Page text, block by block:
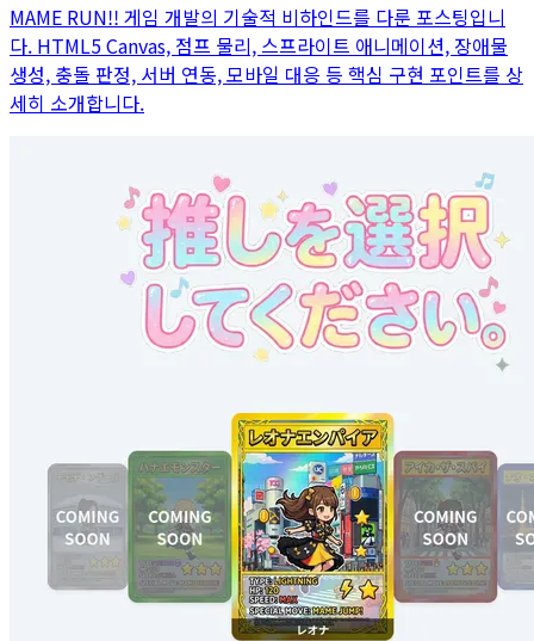
MAME RUN!! 게임 개발의 기술적 비하인드를 다룬 포스팅입니
다. HTML5 Canvas, 점프 물리, 스프라이트 애니메이션, 장애물
생성, 충돌 판정, 서버 연동, 모바일 대응 등 핵심 구현 포인트를 상
세히 소개합니다.